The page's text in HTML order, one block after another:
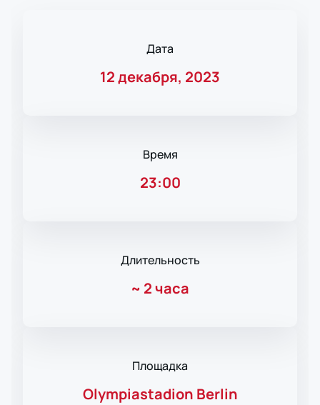
Дата
12 декабря, 2023
Время
23:00
Длительность
~ 2 часа
Площадка
Olympiastadion Berlin